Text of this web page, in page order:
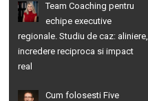
Team Coaching pentru
echipe executive
regionale. Studiu de caz: aliniere,
incredere reciproca si impact
real
Cum folosesti Five